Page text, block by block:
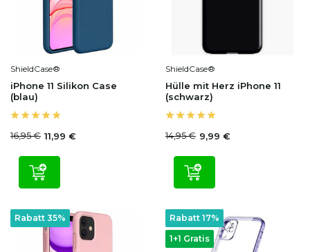
ShieldCase®
iPhone 11 Silikon Case
(blau)
16,95 € 11,99 €
ShieldCase®
Hülle mit Herz iPhone 11
(schwarz)
14,95 € 9,99 €
Rabatt 35%
1+1 Gratis
Rabatt 17%